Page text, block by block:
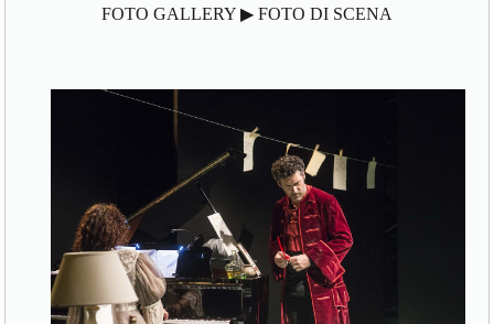
FOTO GALLERY ▶ FOTO DI SCENA